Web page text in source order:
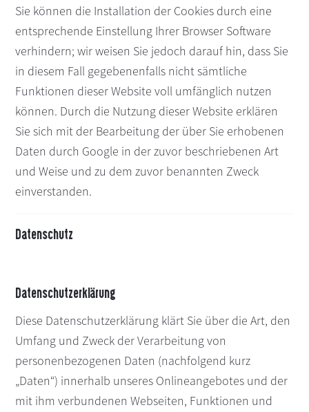
Sie können die Installation der Cookies durch eine
entsprechende Einstellung Ihrer Browser Software
verhindern; wir weisen Sie jedoch darauf hin, dass Sie
in diesem Fall gegebenenfalls nicht sämtliche
Funktionen dieser Website voll umfänglich nutzen
können. Durch die Nutzung dieser Website erklären
Sie sich mit der Bearbeitung der über Sie erhobenen
Daten durch Google in der zuvor beschriebenen Art
und Weise und zu dem zuvor benannten Zweck
einverstanden.
Datenschutz
Datenschutzerklärung
Diese Datenschutzerklärung klärt Sie über die Art, den
Umfang und Zweck der Verarbeitung von
personenbezogenen Daten (nachfolgend kurz
„Daten“) innerhalb unseres Onlineangebotes und der
mit ihm verbundenen Webseiten, Funktionen und